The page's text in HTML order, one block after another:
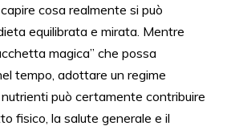
cosa realmente si può
equilibrata e mirata. Mentre
magica” che possa
tempo, adottare un regime
può certamente contribuire
fisico, la salute generale e il